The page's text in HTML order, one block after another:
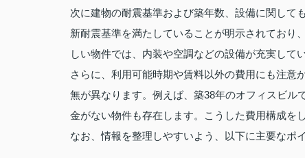
次に建物の耐震基準および築年数、設備に関して
新耐震基準を満たしていることが明示されており
しい物件では、内装や空調などの設備が充実して
さらに、利用可能時期や賃料以外の費用にも注意
無が異なります。例えば、築38年のオフィスビ
金がない物件も存在します。こうした費用構成を
なお、情報を整理しやすいよう、以下に主要なポ